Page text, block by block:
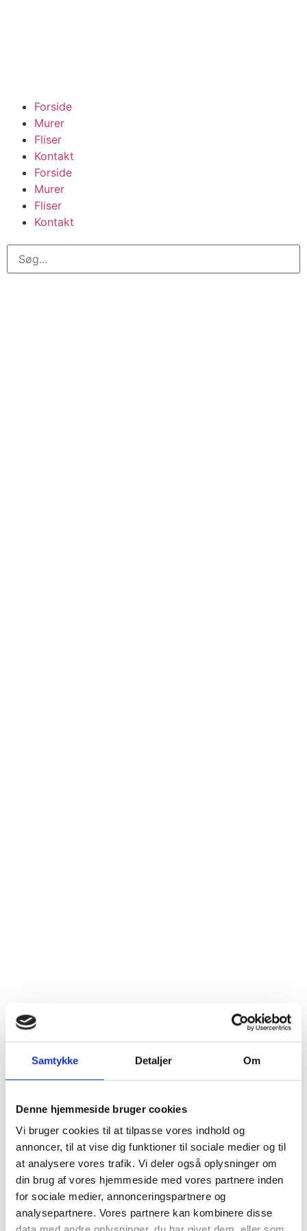
Samtykke Detaljer Om
Denne hjemmeside bruger cookies
Vi bruger cookies til at tilpasse vores indhold og
annoncer, til at vise dig funktioner til sociale medier og til
at analysere vores trafik. Vi deler også oplysninger om
din brug af vores hjemmeside med vores partnere inden
for sociale medier, annonceringspartnere og
analysepartnere. Vores partnere kan kombinere disse
Forside
Murer
Fliser
Kontakt
Forside
Murer
Fliser
Kontakt